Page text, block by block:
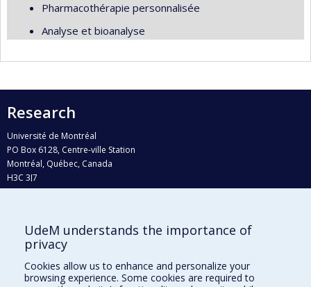
Pharmacothérapie personnalisée
Analyse et bioanalyse
Research
Université de Montréal
PO Box 6128, Centre-ville Station
Montréal, Québec, Canada
H3C 3J7
Who does what?
Find us
UdeM understands the importance of
privacy
Cookies allow us to enhance and personalize your
browsing experience. Some cookies are required to